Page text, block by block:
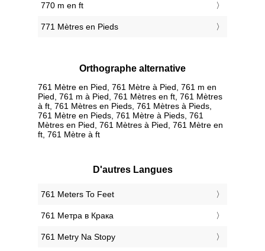
770 m en ft
771 Mètres en Pieds
Orthographe alternative
761 Mètre en Pied, 761 Mètre à Pied, 761 m en
Pied, 761 m à Pied, 761 Mètres en ft, 761 Mètres
à ft, 761 Mètres en Pieds, 761 Mètres à Pieds,
761 Mètre en Pieds, 761 Mètre à Pieds, 761
Mètres en Pied, 761 Mètres à Pied, 761 Mètre en
ft, 761 Mètre à ft
D'autres Langues
‎761 Meters To Feet
‎761 Метра в Крака
‎761 Metry Na Stopy